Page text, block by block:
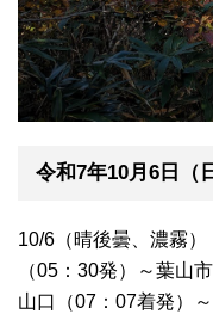
令和7年10月6日
10/6（晴後曇、濃霧
（05：30発）～葉山
山口（07：07着発）